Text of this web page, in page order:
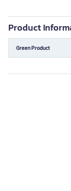
Product
Green Product